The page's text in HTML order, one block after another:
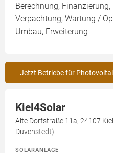
Berechnung,
Verpachtung, Wartung /
Umbau, Erweiterung
Jetzt Betriebe für
Kiel4Solar
Alte Dorfstraße 11a, 24107
Duvenstedt)
SOLARANLAGE